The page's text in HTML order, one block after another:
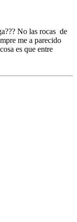
No las rocas de
me a parecido
es que entre